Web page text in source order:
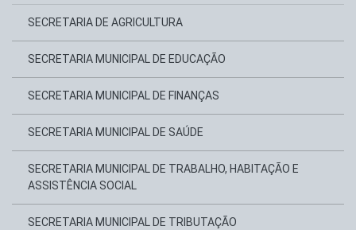
SECRETARIA DE AGRICULTURA
SECRETARIA MUNICIPAL DE EDUCAÇÃO
SECRETARIA MUNICIPAL DE FINANÇAS
SECRETARIA MUNICIPAL DE SAÚDE
SECRETARIA MUNICIPAL DE TRABALHO, HABITAÇÃO E
ASSISTÊNCIA SOCIAL
SECRETARIA MUNICIPAL DE TRIBUTAÇÃO